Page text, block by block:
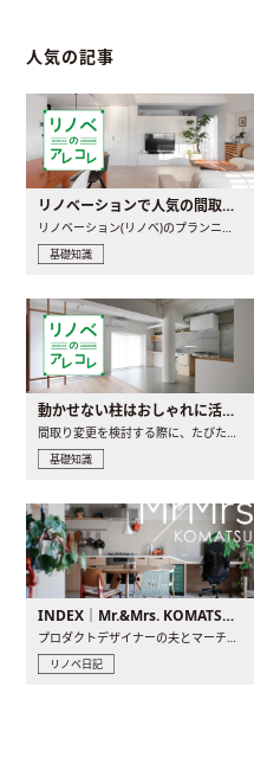
人気の記事
リノベーションで人気の間取りとは？トレンドの間取りと実例を徹底解説
基礎知識
動かせない柱はおしゃれに活用！柱を魅せるリノベーション(リノベ)4選
基礎知識
INDEX｜Mr.&Mrs. KOMATSU renovation diary
リノベ日記